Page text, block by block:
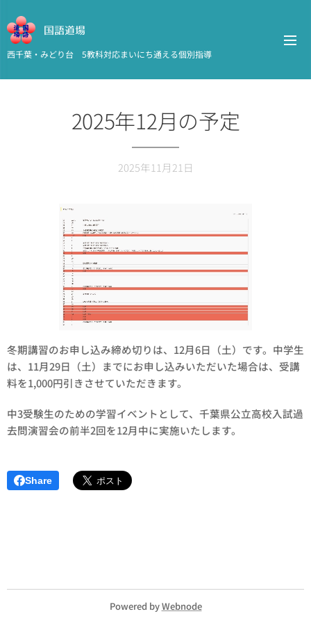
国語道場
西千葉・みどり台 5教科対応まいにち通える個別指導
2025年12月の予定
2025年11月21日
冬期講習のお申し込み締め切りは、12月6日（土）です。中学生
は、11月29日（土）までにお申し込みいただいた場合は、受講
料を1,000円引きさせていただきます。
中3受験生のための学習イベントとして、千葉県公立高校入試過
去問演習会の前半2回を12月中に実施いたします。
Share
Powered byWebnode